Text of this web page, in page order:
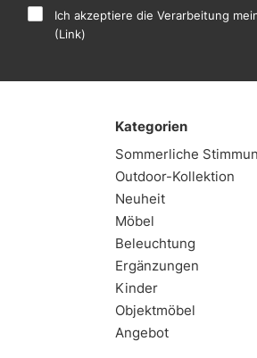
Ich akzeptiere die Verarbeitung
(Link)
Kategorien
Sommerliche
Outdoor-Kollektion
Neuheit
Möbel
Beleuchtung
Ergänzungen
Kinder
Objektmöbel
Angebot